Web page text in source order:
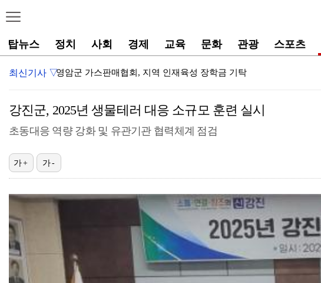
탑뉴스 정치 사회 경제 교육 문화 관광 스포츠
영암군, 군민과 함께하는 ‘혁신공감 특강’ 개최
폭염보다 먼저 살펴야 할 것, 그곳에 머무는 삶의 이유…
영암군민속씨름단 '영민씨', 우승 넘어 영암의 얼굴로
전북특별자치도, 고군산군도 여객선 반값 운임 지속 체류…
전남광주특별시 광산구, 식중독 예방 홍보 캠페인 전개
영암군 가스판매협회, 지역 인재육성 장학금 기탁
최신기사 ▽
강진군, 2025년 생물테러 대응 소규모 훈련 실시
초동대응 역량 강화 및 유관기관 협력체계 점검
가+ 가-